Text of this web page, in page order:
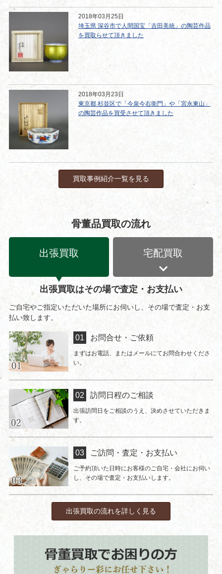
2018年03月25日
埼玉県 深谷市で人間国宝「吉田美統」の陶芸作品
を買取らせて頂きました
2018年03月23日
東京都 杉並区で「今泉今右衛門」や「宮永東山」
の陶芸作品を買受させて頂きました
買取事例紹介一覧を見る
骨董品買取の流れ
出張買取 宅配買取
出張買取はその場で査定・お支払い
ご自宅やご指定いただいた場所にお伺いし、その場で査定・お支
払い致します。
お問合せ・ご依頼
まずはお電話、またはメールにてお問合わせくださ
い。
訪問日程のご相談
出張訪問日をご相談のうえ、決めさせていただきま
す。
ご訪問・査定・お支払い
ご予約頂いた日時にお客様のご自宅・会社にお伺い
し、その場で査定・お支払いします。
出張買取の流れを詳しく見る